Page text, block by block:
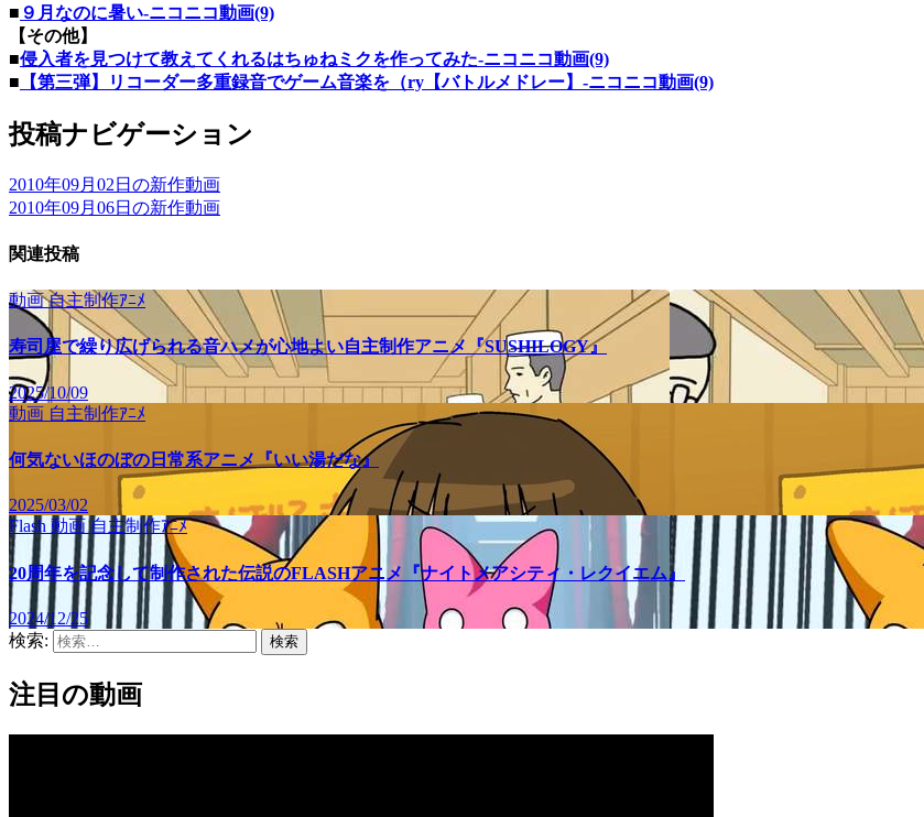
■ ９月なのに暑い‐ニコニコ動画(9)
【その他】
■侵入者を見つけて教えてくれるはちゅねミクを作ってみた‐ニコニコ動画(9)
■ 【第三弾】リコーダー多重録音でゲーム音楽を（ry【バトルメドレー】‐ニコニコ動画(9)
投稿ナビゲーション
2010年09月02日の新作動画
2010年09月06日の新作動画
関連投稿
動画自主制作ｱﾆﾒ
寿司屋で繰り広げられる音ハメが心地よい自主制作アニメ『SUSHILOGY』
2025/10/09
動画 自主制作ｱﾆﾒ
何気ないほのぼの日常系アニメ『いい湯だな』
2025/03/02
Flash 動画自主制作ｱﾆﾒ
20周年を記念して制作された伝説のFLASHアニメ『ナイトメアシティ・レクイエム』
2024/12/25
検索:
注目の動画